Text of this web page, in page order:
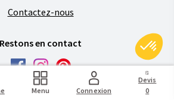
Contactez-nous
Restons en contact
Menu Connexion
Devis
0